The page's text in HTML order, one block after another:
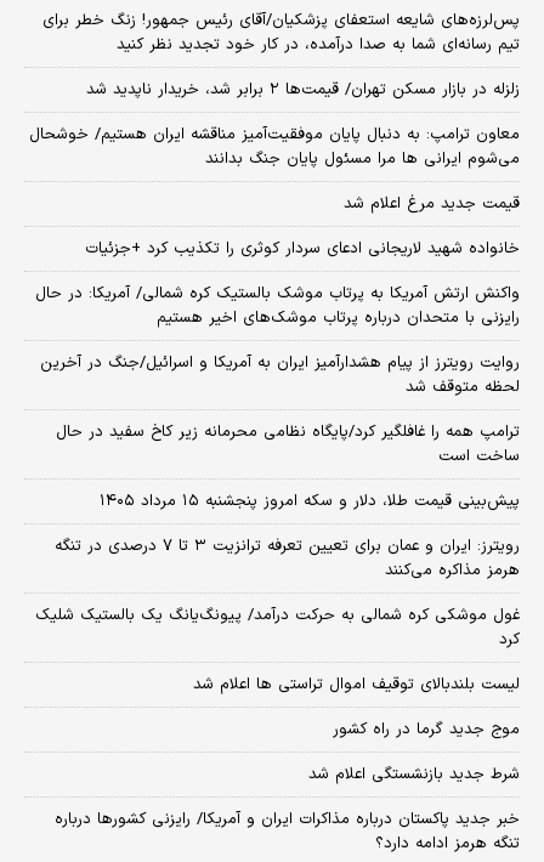
پس‌لرزه‌های شایعه استعفای پزشکیان/آقای رئیس جمهور! زنگ خطر برای
تیم رسانه‌ای شما به صدا درآمده، در کار خود تجدید نظر کنید
زلزله در بازار مسکن تهران/ قیمت‌ها ۲ برابر شد، خریدار ناپدید شد
معاون ترامپ: به دنبال پایان موفقیت‌آمیز مناقشه ایران هستیم/ خوشحال
می‌شوم ایرانی ها مرا مسئول پایان جنگ بدانند
قیمت جدید مرغ اعلام شد
خانواده شهید لاریجانی ادعای سردار کوثری را تکذیب کرد +جزئیات
واکنش ارتش آمریکا به پرتاب موشک بالستیک کره شمالی/ آمریکا: در حال
رایزنی با متحدان درباره پرتاب موشک‌های اخیر هستیم
روایت رویترز از پیام هشدارآمیز ایران به آمریکا و اسرائیل/جنگ در آخرین
لحظه متوقف شد
ترامپ همه را غافلگیر کرد/پایگاه نظامی محرمانه زیر کاخ سفید در حال
ساخت است
پیش‌بینی قیمت طلا، دلار و سکه امروز پنجشنبه ۱۵ مرداد ۱۴۰۵
رویترز: ایران و عمان برای تعیین تعرفه ترانزیت ۳ تا ۷ درصدی در تنگه
هرمز مذاکره می‌کنند
غول موشکی کره شمالی به حرکت درآمد/ پیونگ‌یانگ یک بالستیک شلیک
کرد
لیست بلندبالای توقیف اموال تراستی ها اعلام شد
موج جدید گرما در راه کشور
شرط جدید بازنشستگی اعلام شد
خبر جدید پاکستان درباره مذاکرات ایران و آمریکا/ رایزنی کشورها درباره
تنگه هرمز ادامه دارد؟